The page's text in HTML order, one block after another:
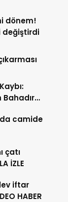
dönem!
değiştirdi
Bahadır
camide
çatı
İZLE
iftar
HABER